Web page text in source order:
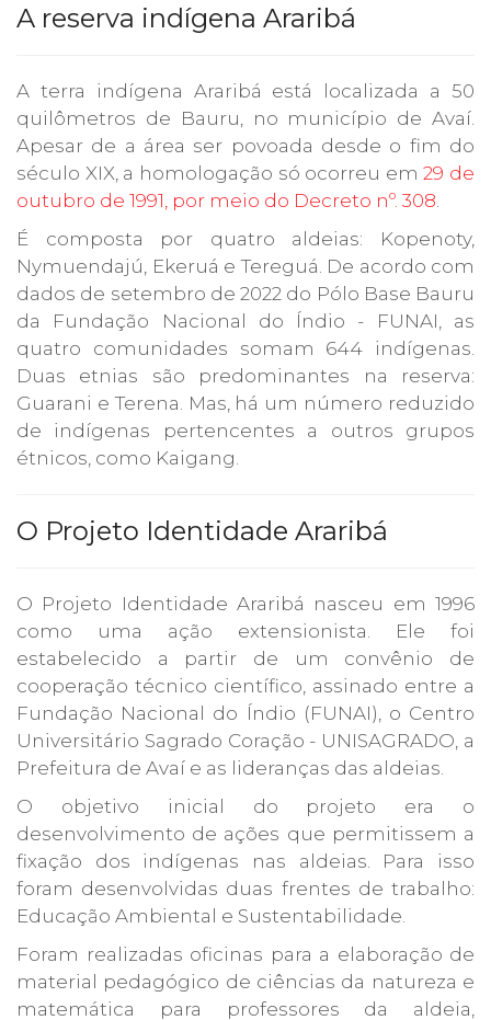
A reserva indígena Araribá
A terra indígena Araribá está localizada a 50
quilômetros de Bauru, no município de Avaí.
Apesar de a área ser povoada desde o fim do
século XIX, a homologação só ocorreu em29 de
outubro de 1991, por meio do Decreto nº. 308
É composta por quatro aldeias: Kopenoty,
Nymuendajú, Ekeruá e Tereguá. De acordo com
dados de setembro de 2022 do Pólo Base Bauru
da Fundação Nacional do Índio - FUNAI, as
quatro comunidades somam 644 indígenas.
Duas etnias são predominantes na reserva:
Guarani e Terena. Mas, há um número reduzido
de indígenas pertencentes a outros grupos
étnicos, como Kaigang.
O Projeto Identidade Araribá
O Projeto Identidade Araribá nasceu em 1996
como uma ação extensionista. Ele foi
estabelecido a partir de um convênio de
cooperação técnico científico, assinado entre a
Fundação Nacional do Índio (FUNAI), o Centro
Universitário Sagrado Coração - UNISAGRADO, a
Prefeitura de Avaí e as lideranças das aldeias.
O objetivo inicial do projeto era o
desenvolvimento de ações que permitissem a
fixação dos indígenas nas aldeias. Para isso
foram desenvolvidas duas frentes de trabalho:
Educação Ambiental e Sustentabilidade.
Foram realizadas oficinas para a elaboração de
material pedagógico de ciências da natureza e
matemática para professores da aldeia,